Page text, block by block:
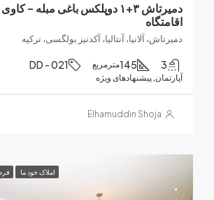
دمیرتاش ۳+۱ دوپلکس باغی مبله – کاوی اسکای لند
آلانیا، آنتالیا، آکدنیز بولگسی، ترکیه
145 مترمربع DD - 021
پیشنهادهای ویژه
Elhamuddin Shoja
فرصت های اجتناب